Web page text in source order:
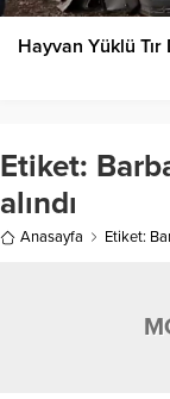
Hayvan Yüklü Tır
Etiket:
alındı
Anasayfa Etiket: